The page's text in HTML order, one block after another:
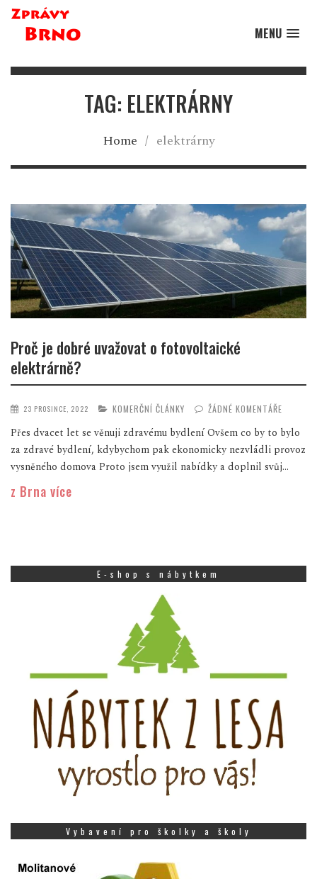
MENU
TAG: ELEKTRÁRNY
Home / elektrárny
Proč je dobré uvažovat o fotovoltaické
elektrárně?
23 PROSINCE, 2022 KOMERČNÍ ČLÁNKY ŽÁDNÉ KOMENTÁŘE
Přes dvacet let se věnuji zdravému bydlení Ovšem co by to bylo
za zdravé bydlení, kdybychom pak ekonomicky nezvládli provoz
vysněného domova Proto jsem využil nabídky a doplnil svůj...
z Brna více
E-shop s nábytkem
Vybavení pro školky a školy